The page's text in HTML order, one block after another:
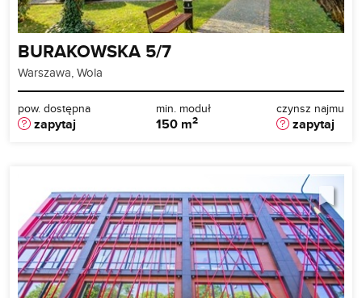
BURAKOWSKA 5/7
Warszawa, Wola
pow. dostępna
zapytaj
min. moduł
150 m2
czynsz najmu
zapytaj